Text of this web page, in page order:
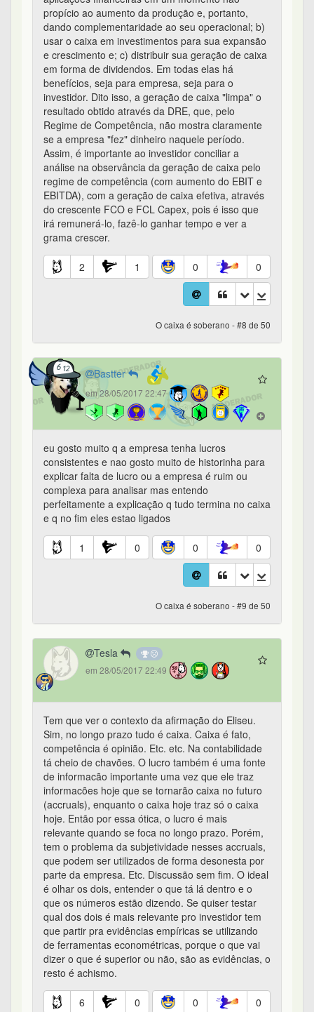
propício ao aumento da produção e, portanto,
dando complementaridade ao seu operacional; b)
usar o caixa em investimentos para sua expansão
e crescimento e; c) distribuir sua geração de caixa
em forma de dividendos. Em todas elas há
benefícios, seja para empresa, seja para o
investidor. Dito isso, a geração de caixa "limpa" o
resultado obtido através da DRE, que, pelo
Regime de Competência, não mostra claramente
se a empresa "fez" dinheiro naquele período.
Assim, é importante ao investidor conciliar a
análise na observância da geração de caixa pelo
regime de competência (com aumento do EBIT e
EBITDA), com a geração de caixa efetiva, através
do crescente FCO e FCL Capex, pois é isso que
irá remunerá-lo, fazê-lo ganhar tempo e ver a
grama crescer.
2 1 0 0
O caixa é soberano - #8 de 50
Bastter
em 28/05/2017 22:47
eu gosto muito q a empresa tenha lucros
consistentes e nao gosto muito de historinha para
explicar falta de lucro ou a empresa é ruim ou
complexa para analisar mas entendo
perfeitamente a explicação q tudo termina no caixa
e q no fim eles estao ligados
1 0 0 0
O caixa é soberano - #9 de 50
Tesla
em 28/05/2017 22:49
Tem que ver o contexto da afirmação do Eliseu.
Sim, no longo prazo tudo é caixa. Caixa é fato,
competência é opinião. Etc. etc. Na contabilidade
tá cheio de chavões. O lucro também é uma fonte
de informacão importante uma vez que ele traz
informacões hoje que se tornarão caixa no futuro
(accruals), enquanto o caixa hoje traz só o caixa
hoje. Então por essa ótica, o lucro é mais
relevante quando se foca no longo prazo. Porém,
tem o problema da subjetividade nesses accruals,
que podem ser utilizados de forma desonesta por
parte da empresa. Etc. Discussão sem fim. O ideal
é olhar os dois, entender o que tá lá dentro e o
que os números estão dizendo. Se quiser testar
qual dos dois é mais relevante pro investidor tem
que partir pra evidências empíricas se utilizando
de ferramentas econométricas, porque o que vai
dizer o que é superior ou não, são as evidências, o
resto é achismo.
6 0 0 0